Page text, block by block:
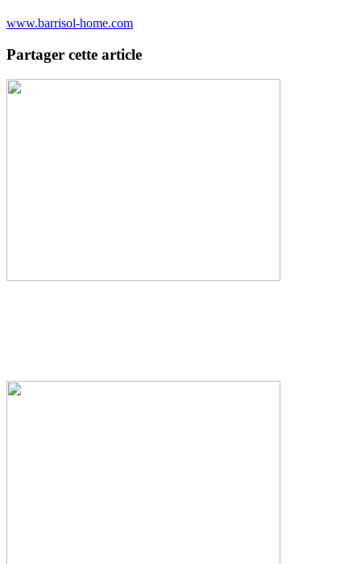
www.barrisol-home.com
Partager cette article